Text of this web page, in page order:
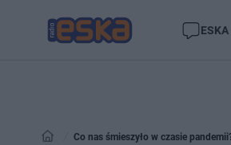
Co nas śmieszyło w czasie